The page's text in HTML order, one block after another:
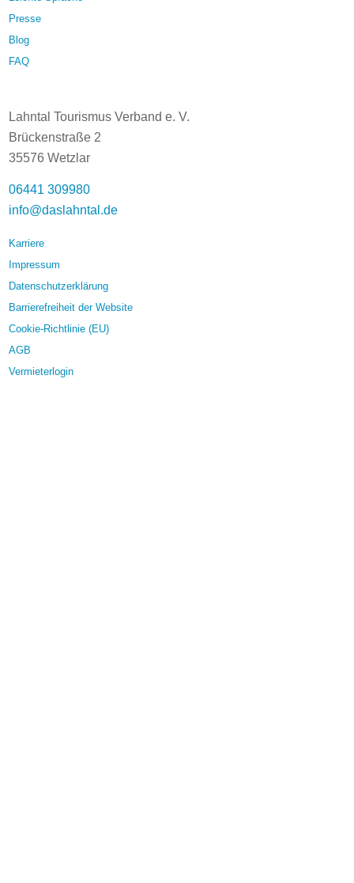
Presse
Blog
FAQ
Lahntal Tourismus Verband e. V.
Brückenstraße 2
35576 Wetzlar
06441 309980
info@daslahntal.de
Karriere
Impressum
Datenschutzerklärung
Barrierefreiheit der Website
Cookie-Richtlinie (EU)
AGB
Vermieterlogin